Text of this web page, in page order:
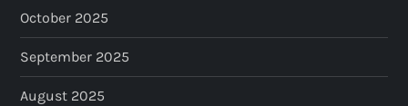
October 2025
September 2025
August 2025